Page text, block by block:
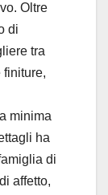
Oltre
di
tra
finiture,
minima
ha
di
affetto,